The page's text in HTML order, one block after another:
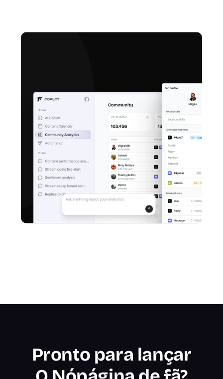
Pronto para lançar